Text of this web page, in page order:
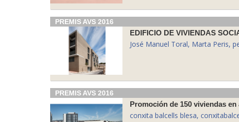
PREMIS AVS 2016
EDIFICIO DE VIVIENDAS
José Manuel Toral, Marta Peris,
PREMIS AVS 2016
Promoción de 150 viviendas
conxita balcells blesa,